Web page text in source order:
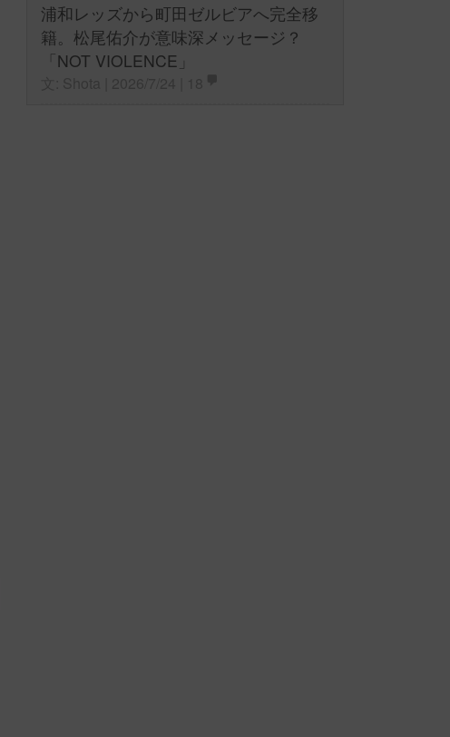
浦和レッズから町田ゼルビアへ完全移
籍。松尾佑介が意味深メッセージ？
「NOT VIOLENCE」